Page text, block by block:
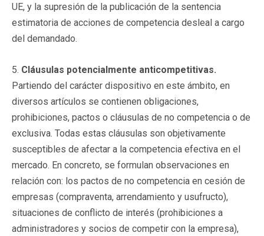
UE, y la supresión de la publicación de la sentencia
estimatoria de acciones de competencia desleal a cargo
del demandado.
5. Cláusulas potencialmente anticompetitivas.
Partiendo del carácter dispositivo en este ámbito, en
diversos artículos se contienen obligaciones,
prohibiciones, pactos o cláusulas de no competencia o de
exclusiva. Todas estas cláusulas son objetivamente
susceptibles de afectar a la competencia efectiva en el
mercado. En concreto, se formulan observaciones en
relación con: los pactos de no competencia en cesión de
empresas (compraventa, arrendamiento y usufructo),
situaciones de conflicto de interés (prohibiciones a
administradores y socios de competir con la empresa),